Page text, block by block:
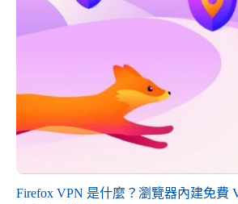
Firefox VPN 是什麼？瀏覽器內建免費